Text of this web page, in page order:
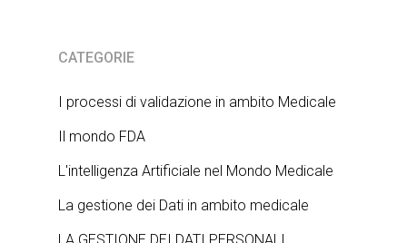
CATEGORIE
I processi di validazione in ambito Medicale
Il mondo FDA
L'intelligenza Artificiale nel Mondo Medicale
La gestione dei Dati in ambito medicale